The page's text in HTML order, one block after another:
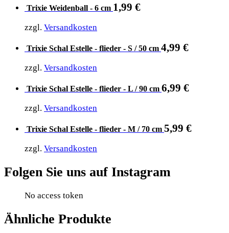
Trixie Weidenball - 6 cm 1,99 €
zzgl. Versandkosten
Trixie Schal Estelle - flieder - S / 50 cm 4,99 €
zzgl. Versandkosten
Trixie Schal Estelle - flieder - L / 90 cm 6,99 €
zzgl. Versandkosten
Trixie Schal Estelle - flieder - M / 70 cm 5,99 €
zzgl. Versandkosten
Folgen Sie uns auf Instagram
No access token
Ähnliche Produkte